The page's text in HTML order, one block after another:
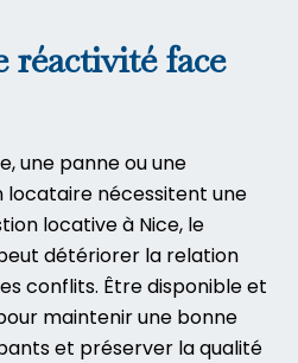
réactivité face
une panne ou une
locataire nécessitent une
locative à Nice, le
détériorer la relation
conflits. Être disponible et
maintenir une bonne
et préserver la qualité